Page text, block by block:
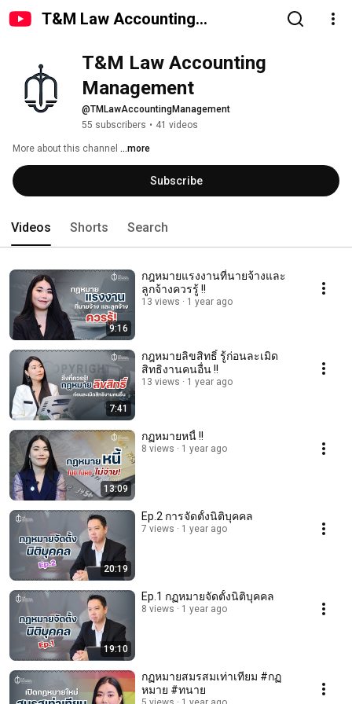
T&M Law Accounting
T&M Law Accounting
Management
@TMLawAccountingManagement
55 subscribers • 41 videos
More about this channel ...more
Subscribe
Videos Shorts Search
9:16
กฎหมายแรงงานที่นายจ้างและ
ลูกจ้างควรรู้ !!
13 views 1 year ago
7:41
กฎหมายลิขสิทธิ์ รู้ก่อนละเมิด
สิทธิงานคนอื่น !!
13 views 1 year ago
13:09
กฏหมายหนี้ !!
8 views 1 year ago
20:19
Ep.2 การจัดตั้งนิติบุคคล
7 views 1 year ago
19:10
Ep.1 กฏหมายจัดตั้งนิติบุคคล
8 views 1 year ago
กฏหมายสมรสมเท่าเทียม #กฏ
หมาย #ทนาย